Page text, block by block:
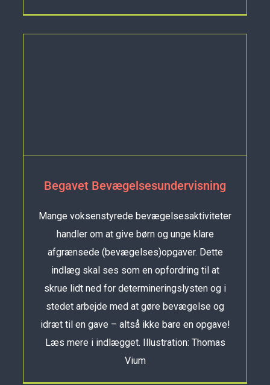
Begavet Bevægelsesundervisning
Mange voksenstyrede bevægelsesaktiviteter
handler om at give børn og unge klare
afgrænsede (bevægelses)opgaver. Dette
indlæg skal ses som en opfordring til at
skrue lidt ned for determineringslysten og i
stedet arbejde med at gøre bevægelse og
idræt til en gave – altså ikke bare en opgave!
Læs mere i indlægget. Illustration: Thomas
Vium